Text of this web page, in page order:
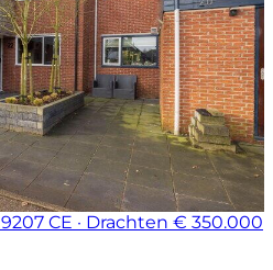
9207 CE · Drachten € 350.000